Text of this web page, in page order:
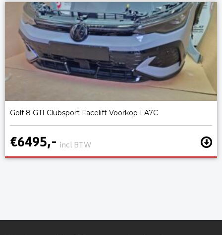
Golf 8 GTI Clubsport Facelift Voorkop LA7C
€6495,- incl BTW